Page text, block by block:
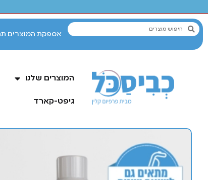
המוצרים שלנו
גיפט-קארד